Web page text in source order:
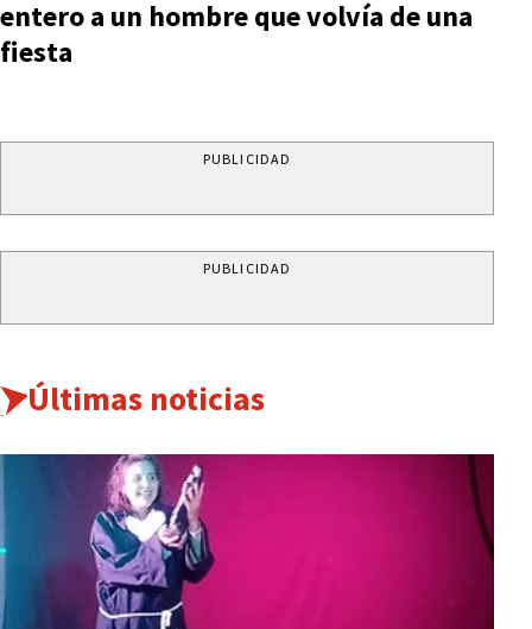
entero a un hombre que volvía de una
fiesta
PUBLICIDAD
PUBLICIDAD
Últimas noticias